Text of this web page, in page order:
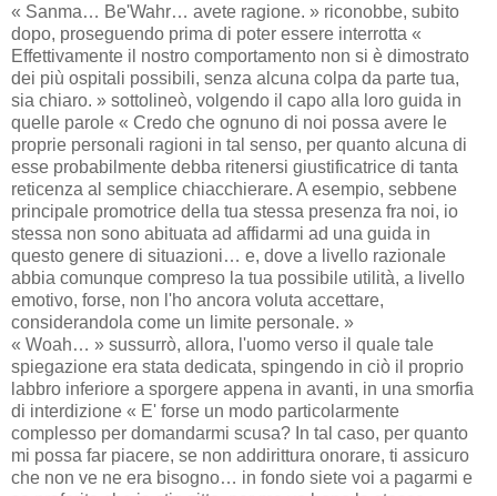
« Sanma… Be'Wahr… avete ragione. » riconobbe, subito
dopo, proseguendo prima di poter essere interrotta «
Effettivamente il nostro comportamento non si è dimostrato
dei più ospitali possibili, senza alcuna colpa da parte tua,
sia chiaro. » sottolineò, volgendo il capo alla loro guida in
quelle parole « Credo che ognuno di noi possa avere le
proprie personali ragioni in tal senso, per quanto alcuna di
esse probabilmente debba ritenersi giustificatrice di tanta
reticenza al semplice chiacchierare. A esempio, sebbene
principale promotrice della tua stessa presenza fra noi, io
stessa non sono abituata ad affidarmi ad una guida in
questo genere di situazioni… e, dove a livello razionale
abbia comunque compreso la tua possibile utilità, a livello
emotivo, forse, non l'ho ancora voluta accettare,
considerandola come un limite personale. »
« Woah… » sussurrò, allora, l'uomo verso il quale tale
spiegazione era stata dedicata, spingendo in ciò il proprio
labbro inferiore a sporgere appena in avanti, in una smorfia
di interdizione « E' forse un modo particolarmente
complesso per domandarmi scusa? In tal caso, per quanto
mi possa far piacere, se non addirittura onorare, ti assicuro
che non ve ne era bisogno… in fondo siete voi a pagarmi e